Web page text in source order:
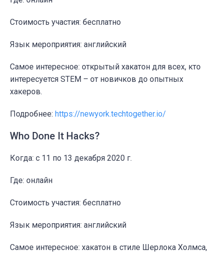
Стоимость участия: бесплатно
Язык мероприятия: английский
Самое интересное: открытый хакатон для всех, кто
интересуется STEM – от новичков до опытных
хакеров.
Подробнее: https://newyork.techtogether.io/
Who Done It Hacks?
Когда: c 11 по 13 декабря 2020 г.
Где: онлайн
Стоимость участия: бесплатно
Язык мероприятия: английский
Самое интересное: хакатон в стиле Шерлока Холмса,